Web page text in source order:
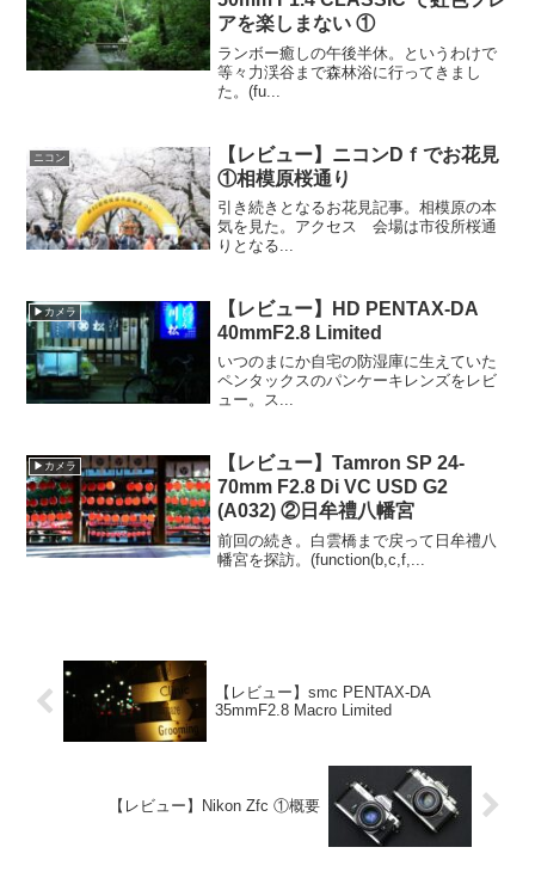
アを楽しまない ①
ランボー癒しの午後半休。というわけで
等々力渓谷まで森林浴に行ってきまし
た。(fu...
ニコン
【レビュー】ニコンDｆでお花見
①相模原桜通り
引き続きとなるお花見記事。相模原の本
気を見た。アクセス 会場は市役所桜通
りとなる...
▶カメラ
【レビュー】HD PENTAX-DA
40mmF2.8 Limited
いつのまにか自宅の防湿庫に生えていた
ペンタックスのパンケーキレンズをレビ
ュー。ス...
▶カメラ
【レビュー】Tamron SP 24-
70mm F2.8 Di VC USD G2
(A032) ②日牟禮八幡宮
前回の続き。白雲橋まで戻って日牟禮八
幡宮を探訪。(function(b,c,f,...
【レビュー】smc PENTAX-DA
35mmF2.8 Macro Limited
【レビュー】Nikon Zfc ①概要